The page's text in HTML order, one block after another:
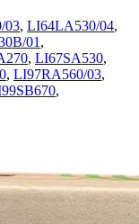
03, LI64LA530/04,
01 ,
, LI67SA530,
, LI97RA560/03,
,